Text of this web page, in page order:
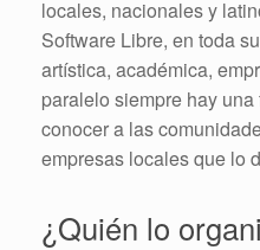
locales, nacionales y
Software Libre, en toda
artística, académica,
paralelo siempre hay
conocer a las
empresas locales que lo
¿Quién lo